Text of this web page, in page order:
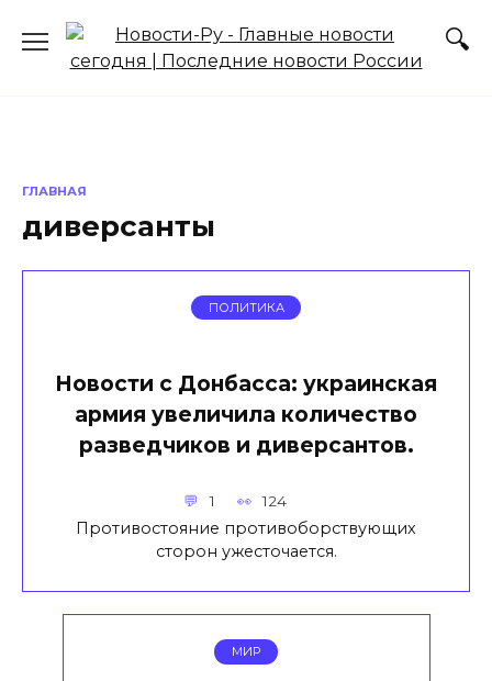
содержанию
ГЛАВНАЯ
диверсанты
ПОЛИТИКА
Новости с Донбасса: украинская
армия увеличила количество
разведчиков и диверсантов.
1 124
Противостояние противоборствующих
сторон ужесточается.
МИР